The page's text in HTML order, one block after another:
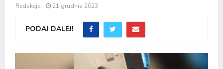
Redakcja 21 grudnia 2023
PODAJ DALEJ!